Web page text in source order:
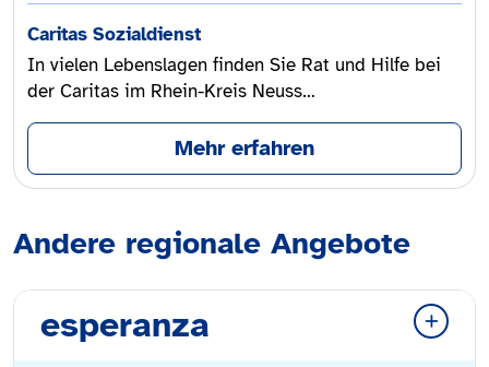
Caritas Sozialdienst
In vielen Lebenslagen finden Sie Rat und Hilfe bei
der Caritas im Rhein-Kreis Neuss…
Mehr erfahren
Andere regionale Angebote
esperanza